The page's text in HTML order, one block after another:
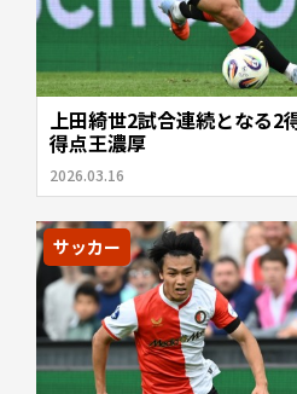
上田綺世2試合連続となる2
得点王濃厚
2026.03.16
サッカー